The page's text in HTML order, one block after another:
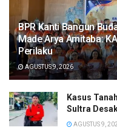
BPR Kanti Bangun
Made Arya Amitaba:
Perilaku
AGUSTUS 9, 2026
Kasus
Sultra
AGUSTUS 9,